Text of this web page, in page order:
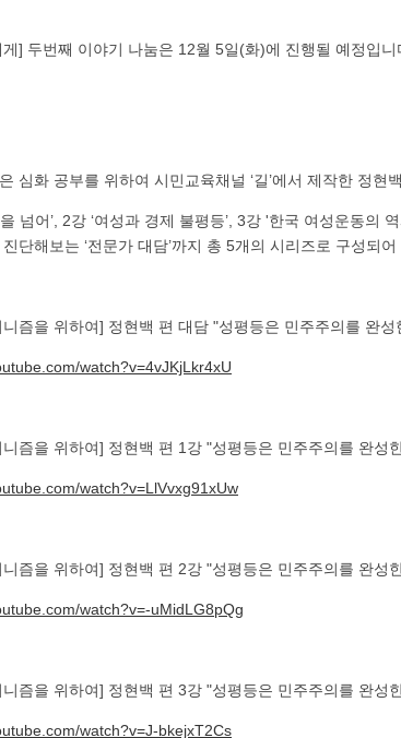
] 두번째 이야기 나눔은 12월 5일(화)에 진행될 예정입니
심화 공부를 위하여 시민교육채널 ‘길’에서 제작한 정현
넘어’, 2강 ‘여성과 경제 불평등’, 3강 '한국 여성운동의
단해보는 ‘전문가 대담’까지 총 5개의 시리즈로 구성되어
니즘을 위하여] 정현백 편 대담 "성평등은 민주주의를
watch?v=4vJKjLkr4xU
즘을 위하여] 정현백 편 1강 "성평등은 민주주의를 완성
watch?v=LlVvxg91xUw
즘을 위하여] 정현백 편 2강 "성평등은 민주주의를 완성
watch?v=-uMidLG8pQg
즘을 위하여] 정현백 편 3강 "성평등은 민주주의를 완성
watch?v=J-bkejxT2Cs